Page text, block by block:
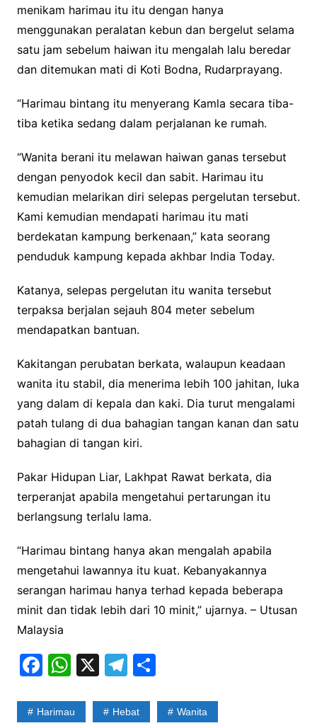
menikam harimau itu itu dengan hanya
menggunakan peralatan kebun dan bergelut selama
satu jam sebelum haiwan itu mengalah lalu beredar
dan ditemukan mati di Koti Bodna, Rudarprayang.
“Harimau bintang itu menyerang Kamla secara tiba-
tiba ketika sedang dalam perjalanan ke rumah.
“Wanita berani itu melawan haiwan ganas tersebut
dengan penyodok kecil dan sabit. Harimau itu
kemudian melarikan diri selepas pergelutan tersebut.
Kami kemudian mendapati harimau itu mati
berdekatan kampung berkenaan,” kata seorang
penduduk kampung kepada akhbar India Today.
Katanya, selepas pergelutan itu wanita tersebut
terpaksa berjalan sejauh 804 meter sebelum
mendapatkan bantuan.
Kakitangan perubatan berkata, walaupun keadaan
wanita itu stabil, dia menerima lebih 100 jahitan, luka
yang dalam di kepala dan kaki. Dia turut mengalami
patah tulang di dua bahagian tangan kanan dan satu
bahagian di tangan kiri.
Pakar Hidupan Liar, Lakhpat Rawat berkata, dia
terperanjat apabila mengetahui pertarungan itu
berlangsung terlalu lama.
“Harimau bintang hanya akan mengalah apabila
mengetahui lawannya itu kuat. Kebanyakannya
serangan harimau hanya terhad kepada beberapa
minit dan tidak lebih dari 10 minit,” ujarnya. – Utusan
Malaysia
F
c
W
at
X T
e
S
ar
Harimau Hebat Wanita